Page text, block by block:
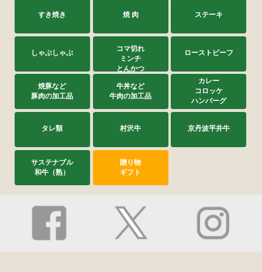
すき焼き 焼 肉 ステーキ
しゃぶしゃぶ
コマ切れ
ミンチ
とんかつ
ローストビーフ
焼豚など
豚肉の加工品
牛丼など
牛肉の加工品
カレー
コロッケ
ハンバーグ
タレ類 村沢牛 京丹波平井牛
サステナブル
和牛（熟）
贈り物
ギフト